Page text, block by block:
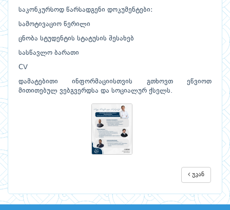
საკონკურსოდ წარსადგენი დოკუმენტები:
სამოტივაციო წერილი
ცნობა სტუდენტის სტატუსის შესახებ
სასწავლო ბარათი
CV
დამატებითი ინფორმაციისთვის გთხოვთ ეწვიოთ
მითითებულ ვებგვერდსა და სოციალურ ქსელს.
უკან